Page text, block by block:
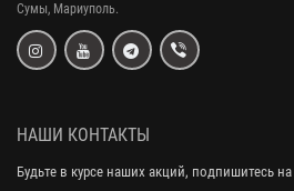
Сумы, Мариуполь.
НАШИ КОНТАКТЫ
Будьте в курсе наших акций, подпишитесь